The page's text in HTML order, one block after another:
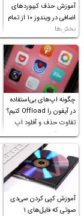
آموزش حذف کیبوردهای
اضافی در ویندوز ۱۰ از تمام
بخش‌ها
چگونه اپ‌های بی‌استفاده
در آیفون را Offload کنیم؟
تفاوت حذف و آفلود اپ
چیست؟
آموزش کپی کردن سی‌دی
صوتی که فایل‌های ۱